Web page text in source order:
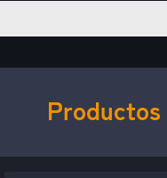
Productos